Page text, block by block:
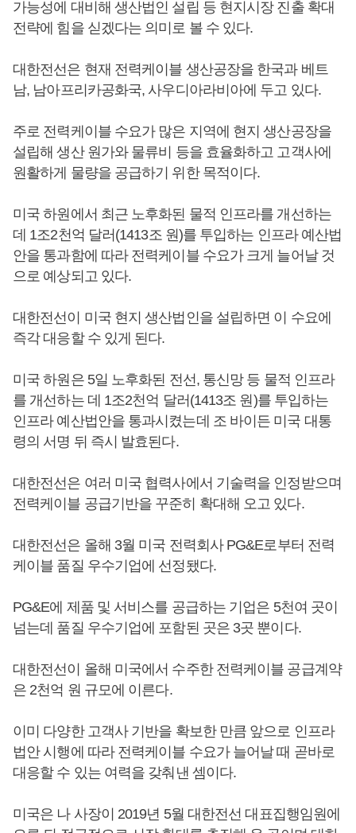
가능성에 대비해 생산법인 설립 등 현지시장 진출 확대
전략에 힘을 싣겠다는 의미로 볼 수 있다.
대한전선은 현재 전력케이블 생산공장을 한국과 베트
남, 남아프리카공화국, 사우디아라비아에 두고 있다.
주로 전력케이블 수요가 많은 지역에 현지 생산공장을
설립해 생산 원가와 물류비 등을 효율화하고 고객사에
원활하게 물량을 공급하기 위한 목적이다.
미국 하원에서 최근 노후화된 물적 인프라를 개선하는
데 1조2천억 달러(1413조 원)를 투입하는 인프라 예산법
안을 통과함에 따라 전력케이블 수요가 크게 늘어날 것
으로 예상되고 있다.
대한전선이 미국 현지 생산법인을 설립하면 이 수요에
즉각 대응할 수 있게 된다.
미국 하원은 5일 노후화된 전선, 통신망 등 물적 인프라
를 개선하는 데 1조2천억 달러(1413조 원)를 투입하는
인프라 예산법안을 통과시켰는데 조 바이든 미국 대통
령의 서명 뒤 즉시 발효된다.
대한전선은 여러 미국 협력사에서 기술력을 인정받으며
전력케이블 공급기반을 꾸준히 확대해 오고 있다.
대한전선은 올해 3월 미국 전력회사 PG&E로부터 전력
케이블 품질 우수기업에 선정됐다.
PG&E에 제품 및 서비스를 공급하는 기업은 5천여 곳이
넘는데 품질 우수기업에 포함된 곳은 3곳 뿐이다.
대한전선이 올해 미국에서 수주한 전력케이블 공급계약
은 2천억 원 규모에 이른다.
이미 다양한 고객사 기반을 확보한 만큼 앞으로 인프라
법안 시행에 따라 전력케이블 수요가 늘어날 때 곧바로
대응할 수 있는 여력을 갖춰낸 셈이다.
미국은 나 사장이 2019년 5월 대한전선 대표집행임원에